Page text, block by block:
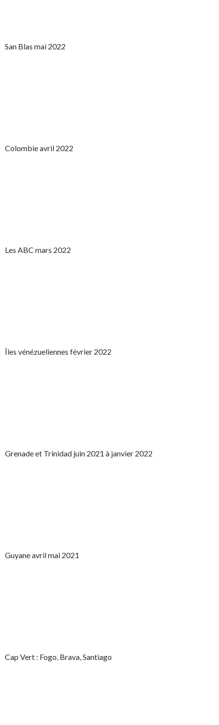
San Blas mai 2022
Colombie avril 2022
Les ABC mars 2022
Îles vénézueliennes février 2022
Grenade et Trinidad juin 2021 à janvier 2022
Guyane avril mai 2021
Cap Vert : Fogo, Brava, Santiago